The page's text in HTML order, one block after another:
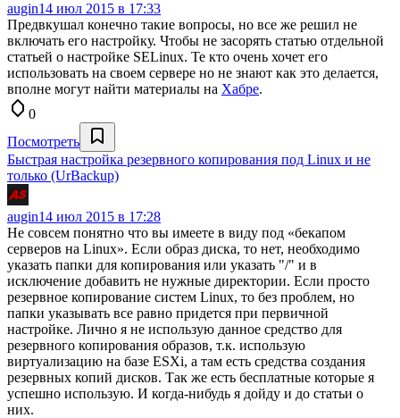
augin14 июл 2015 в 17:33
Предвкушал конечно такие вопросы, но все же решил не
включать его настройку. Чтобы не засорять статью отдельной
статьей о настройке SELinux. Те кто очень хочет его
использовать на своем сервере но не знают как это делается,
вполне могут найти материалы на Хабре.
0
Посмотреть
Быстрая настройка резервного копирования под Linux и не
только (UrBackup)
augin14 июл 2015 в 17:28
Не совсем понятно что вы имеете в виду под «бекапом
серверов на Linux». Если образ диска, то нет, необходимо
указать папки для копирования или указать "/" и в
исключение добавить не нужные директории. Если просто
резервное копирование систем Linux, то без проблем, но
папки указывать все равно придется при первичной
настройке. Лично я не использую данное средство для
резервного копирования образов, т.к. использую
виртуализацию на базе ESXi, а там есть средства создания
резервных копий дисков. Так же есть бесплатные которые я
успешно использую. И когда-нибудь я дойду и до статьи о
них.